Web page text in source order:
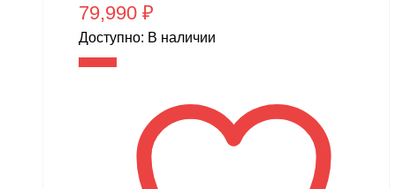
79,990 ₽
Доступно: В наличии